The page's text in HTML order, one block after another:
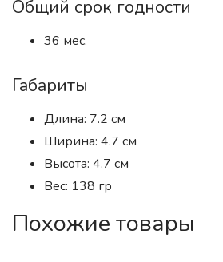
Общий срок годности
36 мес.
Габариты
Длина: 7.2 см
Ширина: 4.7 см
Высота: 4.7 см
Вес: 138 гр
Похожие товары